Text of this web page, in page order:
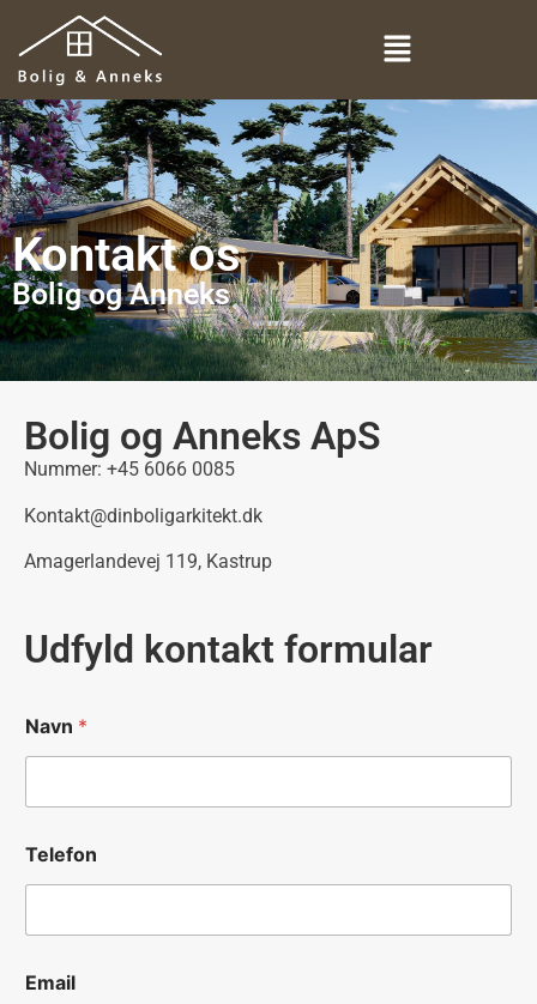
Kontakt os
Bolig og Anneks
Bolig og Anneks ApS
Nummer: +45 6066 0085
Kontakt@dinboligarkitekt.dk
Amagerlandevej 119, Kastrup
Udfyld kontakt formular
a
v
s
k
e
T
l
Navn *
Telefon
Email